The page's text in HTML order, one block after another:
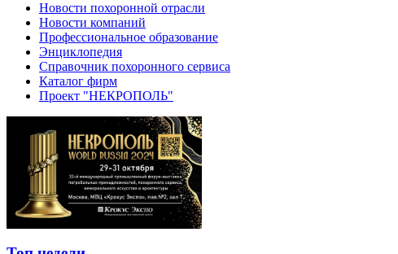
Новости похоронной отрасли
Новости компаний
Профессиональное образование
Энциклопедия
Справочник похоронного сервиса
Каталог фирм
Проект "НЕКРОПОЛЬ"